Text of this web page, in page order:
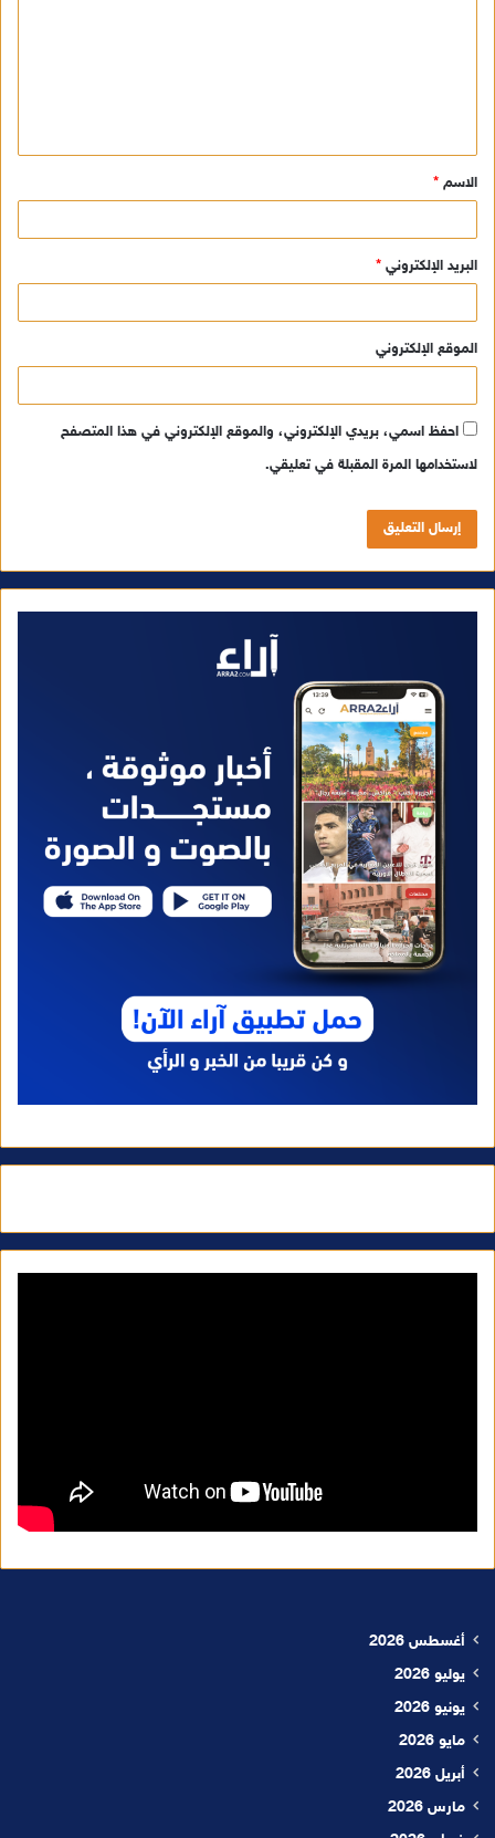
ق
*
الاسم *
البريد الإلكتروني *
الموقع الإلكتروني
احفظ اسمي، بريدي الإلكتروني، والموقع الإلكتروني في هذا المتصفح
لاستخدامها المرة المقبلة في تعليقي.
أغسطس 2026
يوليو 2026
يونيو 2026
مايو 2026
أبريل 2026
مارس 2026